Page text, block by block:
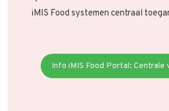
iMIS Food systemen centraal
Info iMIS Food Portal: Centrale